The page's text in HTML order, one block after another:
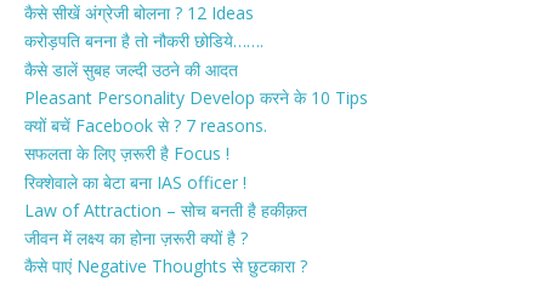
कैसे सीखें अंग्रेजी बोलना ? 12 Ideas
करोड़पति बनना है तो नौकरी छोडिये…….
कैसे डालें सुबह जल्दी उठने की आदत
Pleasant Personality Develop करने के 10 Tips
क्यों बचें Facebook से ? 7 reasons.
सफलता के लिए ज़रूरी है Focus !
रिक्शेवाले का बेटा बना IAS officer !
Law of Attraction – सोच बनती है हकीक़त
जीवन में लक्ष्य का होना ज़रूरी क्यों है ?
कैसे पाएं Negative Thoughts से छुटकारा ?